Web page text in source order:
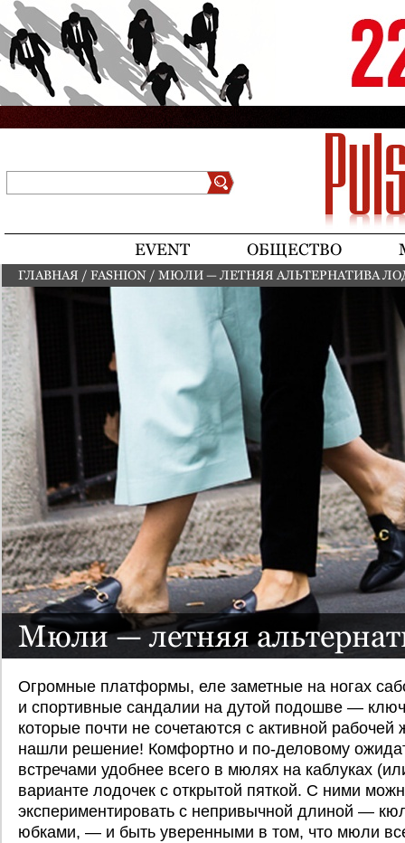
Jump to navigation
EVENT ОБЩЕСТВО
ВЫ ЗДЕСЬ
ГЛАВНАЯ / FASHION / МЮЛИ — ЛЕТНЯЯ АЛЬТЕРНАТИВА
Мюли — летняя
Огромные платформы, еле заметные на ногах
и спортивные сандалии на дутой подошве —
которые почти не сочетаются с активной
нашли решение! Комфортно и по-деловому
встречами удобнее всего в мюлях на каблуках
варианте лодочек с открытой пяткой. С ними
экспериментировать с непривычной длиной —
юбками, — и быть уверенными в том, что мюли